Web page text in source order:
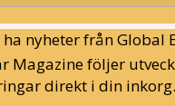
ha nyheter från Global
Magazine följer
direkt i din inkorg.